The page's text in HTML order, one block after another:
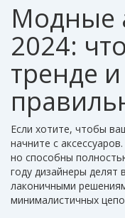
Модные
2024:
тренде
Если хотите, чтобы
начните с
но способны
году дизайнеры
лаконичными
минималистичных